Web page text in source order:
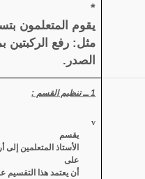
*
يقوم المتعلمون
مثل: رفع الركبتين
الصدر.
1 ــ تنظيم القسم :
v
يقسم
الأستاذ المتعلمين
على
أن يعتمد هذا التقسيم